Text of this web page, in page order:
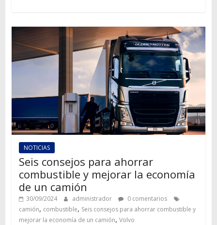
NOTICIAS
Seis consejos para ahorrar
combustible y mejorar la economía
de un camión
30/09/2024 administrador
0 comentarios
camión, combustible, Seis consejos para ahorrar combustible y
mejorar la economía de un camión, Volvo